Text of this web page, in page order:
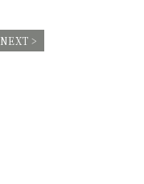
NEXT >